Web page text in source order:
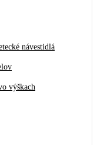
návestidlá
výškach